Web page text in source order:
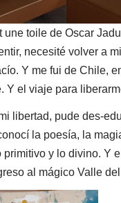
toile de Oscar
necesité volver a
Y me fui de Chile,
Y el viaje para
libertad, pude des-
la poesía, la
y lo divino. Y
al mágico Valle